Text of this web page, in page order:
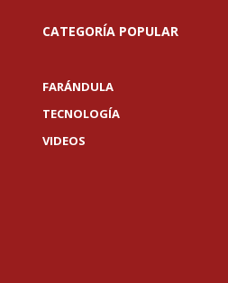
CATEGORÍA POPULAR
FARÁNDULA
TECNOLOGÍA
VIDEOS